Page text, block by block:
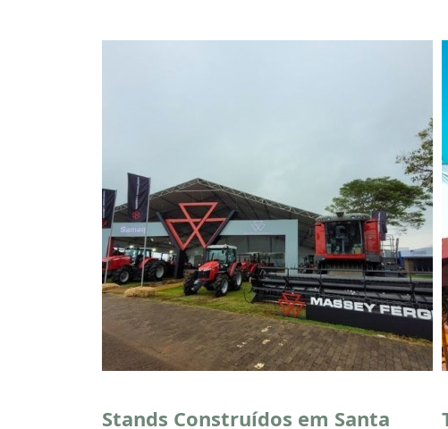
Stands Construídos em Santa